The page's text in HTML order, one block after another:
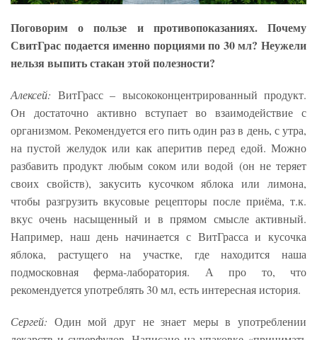
Поговорим о пользе и противопоказаниях. Почему
СвитГрас подается именно порциями по 30 мл? Неужели
нельзя выпить стакан этой полезности?
Алексей: ВитГрасс – высококонцентрированный продукт.
Он достаточно активно вступает во взаимодействие с
организмом. Рекомендуется его пить один раз в день, с утра,
на пустой желудок или как аперитив перед едой. Можно
разбавить продукт любым соком или водой (он не теряет
своих свойств), закусить кусочком яблока или лимона,
чтобы разгрузить вкусовые рецепторы после приёма, т.к.
вкус очень насыщенный и в прямом смысле активный.
Например, наш день начинается с ВитГрасса и кусочка
яблока, растущего на участке, где находится наша
подмосковная ферма-лаборатория. А про то, что
рекомендуется употреблять 30 мл, есть интересная история.
Сергей: Один мой друг не знает меры в употреблении